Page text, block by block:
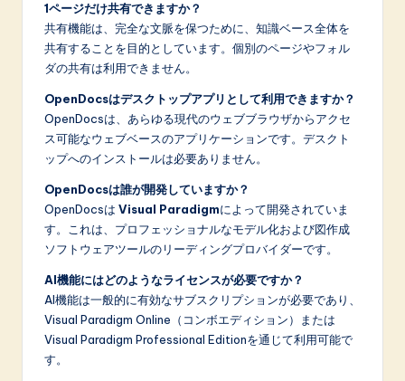
1ページだけ共有できますか？
共有機能は、完全な文脈を保つために、知識ベース全体を
共有することを目的としています。個別のページやフォル
ダの共有は利用できません。
OpenDocsはデスクトップアプリとして利用できますか？
OpenDocsは、あらゆる現代のウェブブラウザからアクセ
ス可能なウェブベースのアプリケーションです。デスクト
ップへのインストールは必要ありません。
OpenDocsは誰が開発していますか？
OpenDocsは Visual Paradigmによって開発されていま
す。これは、プロフェッショナルなモデル化および図作成
ソフトウェアツールのリーディングプロバイダーです。
AI機能にはどのようなライセンスが必要ですか？
AI機能は一般的に有効なサブスクリプションが必要であり、
Visual Paradigm Online（コンボエディション）または
Visual Paradigm Professional Editionを通じて利用可能で
す。